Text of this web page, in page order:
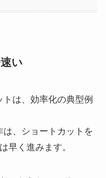
い
は、効率化の典型例
、ショートカットを
早く進みます。